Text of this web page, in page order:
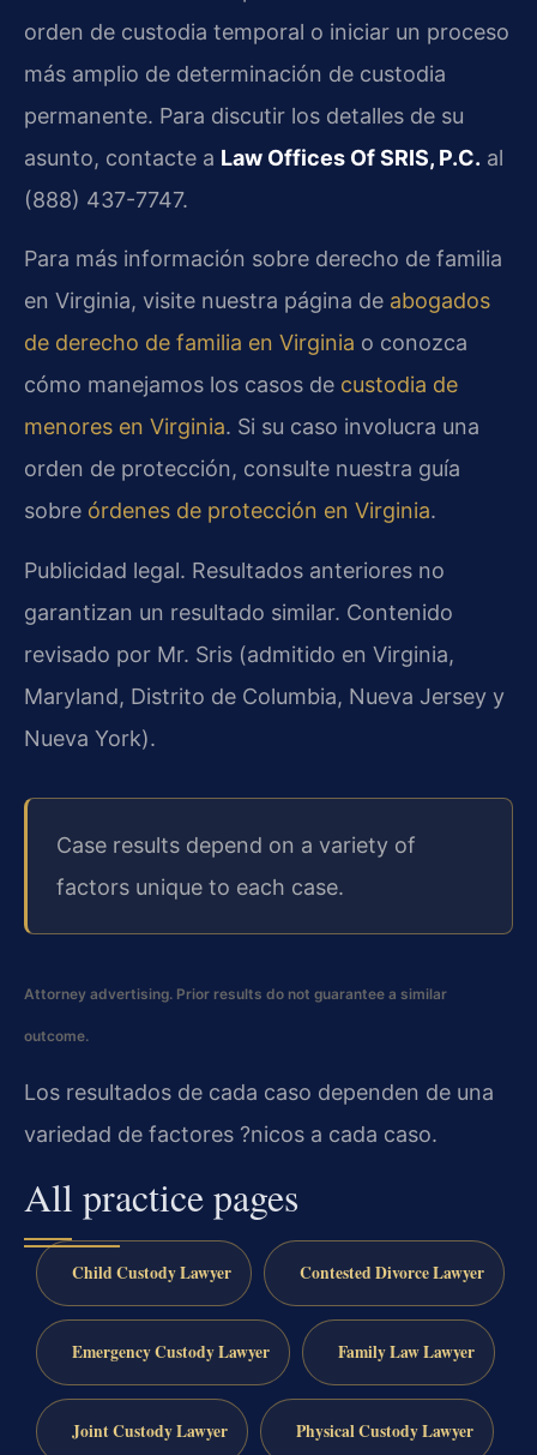
orden de custodia temporal o iniciar un proceso
más amplio de determinación de custodia
permanente. Para discutir los detalles de su
asunto, contacte a Law Offices Of SRIS, P.C. al
(888) 437-7747.
Para más información sobre derecho de familia
en Virginia, visite nuestra página de abogados
de derecho de familia en Virginia o conozca
cómo manejamos los casos de custodia de
menores en Virginia. Si su caso involucra una
orden de protección, consulte nuestra guía
sobre órdenes de protección en Virginia.
Publicidad legal. Resultados anteriores no
garantizan un resultado similar. Contenido
revisado por Mr. Sris (admitido en Virginia,
Maryland, Distrito de Columbia, Nueva Jersey y
Nueva York).
Case results depend on a variety of
factors unique to each case.
Attorney advertising. Prior results do not guarantee a similar
outcome.
Los resultados de cada caso dependen de una
variedad de factores ?nicos a cada caso.
All practice pages
Child Custody Lawyer Contested Divorce Lawyer
Emergency Custody Lawyer Family Law Lawyer
Joint Custody Lawyer Physical Custody Lawyer